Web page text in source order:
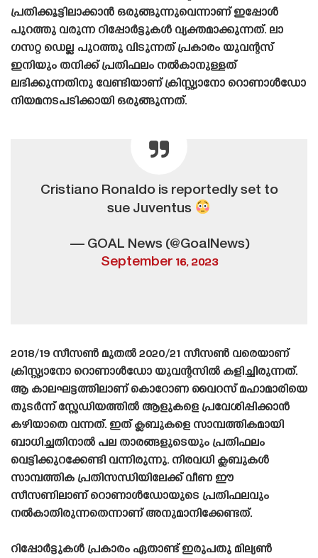
പ്രതിക്കൂട്ടിലാക്കാൻ ഒരുങ്ങുന്നുവെന്നാണ് ഇപ്പോൾ
പുറത്തു വരുന്ന റിപ്പോർട്ടുകൾ വ്യക്തമാക്കുന്നത്. ലാ
ഗസറ്റ ഡെല്ല പുറത്തു വിടുന്നത് പ്രകാരം യുവന്റസ്
ഇനിയും തനിക്ക് പ്രതിഫലം നൽകാനുള്ളത്
ലഭിക്കുന്നതിനു വേണ്ടിയാണ് ക്രിസ്റ്റ്യാനോ റൊണാൾഡോ
നിയമനടപടിക്കായി ഒരുങ്ങുന്നത്.
Cristiano Ronaldo is reportedly set to
sue Juventus
— GOAL News (@GoalNews)
September 16, 2023
2018/19 സീസൺ മുതൽ 2020/21 സീസൺ വരെയാണ്
ക്രിസ്റ്റ്യാനോ റൊണാൾഡോ യുവന്റസിൽ കളിച്ചിരുന്നത്.
ആ കാലഘട്ടത്തിലാണ് കൊറോണ വൈറസ് മഹാമാരിയെ
തുടർന്ന് സ്റ്റേഡിയത്തിൽ ആളുകളെ പ്രവേശിപ്പിക്കാൻ
കഴിയാതെ വന്നത്. ഇത് ക്ലബുകളെ സാമ്പത്തികമായി
ബാധിച്ചതിനാൽ പല താരങ്ങളുടെയും പ്രതിഫലം
വെട്ടിക്കുറക്കേണ്ടി വന്നിരുന്നു. നിരവധി ക്ലബുകൾ
സാമ്പത്തിക പ്രതിസന്ധിയിലേക്ക് വീണ ഈ
സീസണിലാണ് റൊണാൾഡോയുടെ പ്രതിഫലവും
നൽകാതിരുന്നതെന്നാണ് അനുമാനിക്കേണ്ടത്.
റിപ്പോർട്ടുകൾ പ്രകാരം ഏതാണ്ട് ഇരുപതു മില്യൺ